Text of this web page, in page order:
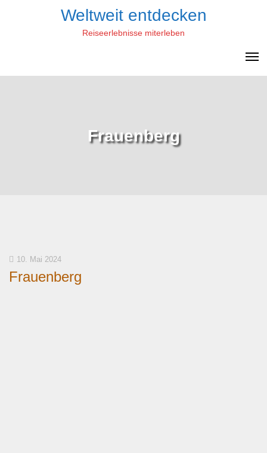
Weltweit entdecken
Reiseerlebnisse miterleben
Frauenberg
10. Mai 2024
Frauenberg